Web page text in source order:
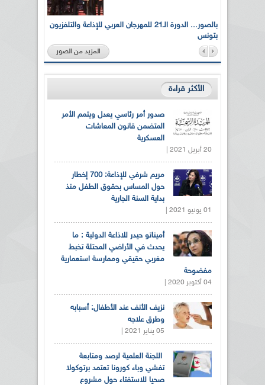
بالصور... الدورة الـ21 للمهرجان العربي للإذاعة والتلفزيون
بتونس
المزيد من الصور
الأكثر قراءة
صدور أمر رئاسي يعدل ويتمم الأمر
المتضمن قانون المعاشات
العسكرية
20 أبريل 2021 |
مريم شرفي للإذاعة: 700 إخطار
حول المساس بحقوق الطفل منذ
بداية السنة الجارية
01 يونيو 2021 |
أميناتو حيدر للاذاعة الدولية : ما
يحدث في الأراضي المحتلة تخبط
مغربي حقيقي وممارسة استعمارية
مفضوحة
04 أكتوبر 2020 |
نزيف الأنف عند الأطفال: أسبابه
وطرق علاجه
05 يناير 2021 |
اللجنة العلمية لرصد ومتابعة
تفشي وباء كورونا تعتمد برتوكولا
صحيا للاستفتاء حول مشروع